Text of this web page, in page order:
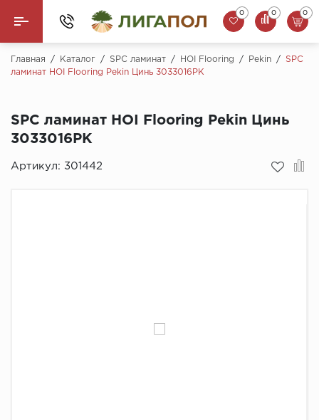
Назад
Кварцвинил (LVT)
0 0 0
Главная / Каталог / SPC ламинат / HOI Flooring / Pekin /
SPC
ламинат HOI Flooring Pekin Цинь 3033016PK
SPC ламинат HOI Flooring Pekin Цинь
3033016PK
Артикул: 301442